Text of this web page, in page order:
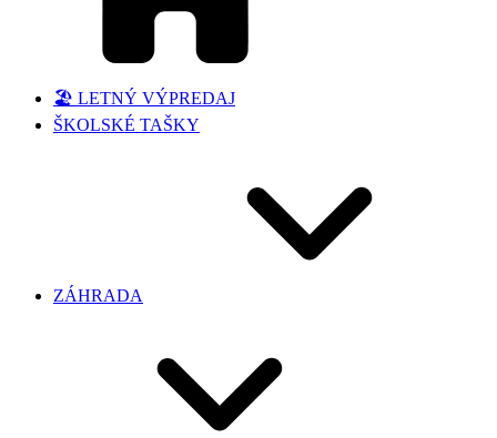
🏖️ LETNÝ VÝPREDAJ
ŠKOLSKÉ TAŠKY
ZÁHRADA